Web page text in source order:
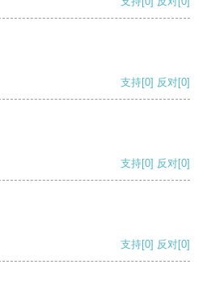
支持[0] 反对[0]
支持[0] 反对[0]
支持[0] 反对[0]